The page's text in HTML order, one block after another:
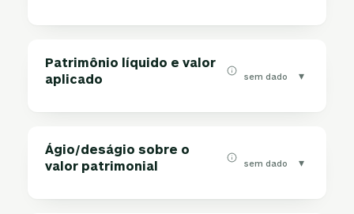
Patrimônio líquido e valor
aplicado
sem dado ▾
Ágio/deságio sobre o
valor patrimonial
sem dado ▾